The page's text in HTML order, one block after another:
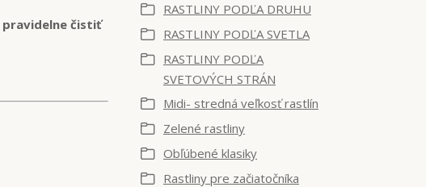
pravidelne čistiť
RASTLINY PODĽA DRUHU
RASTLINY PODĽA SVETLA
RASTLINY PODĽA
SVETOVÝCH STRÁN
Midi- stredná veľkosť rastlín
Zelené rastliny
Obľúbené klasiky
Rastliny pre začiatočníka